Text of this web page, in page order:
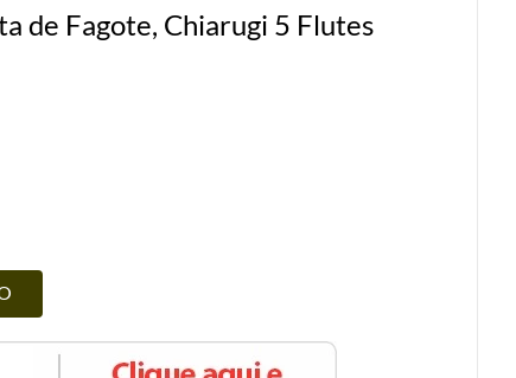
de Fagote, Chiarugi 5 Flutes